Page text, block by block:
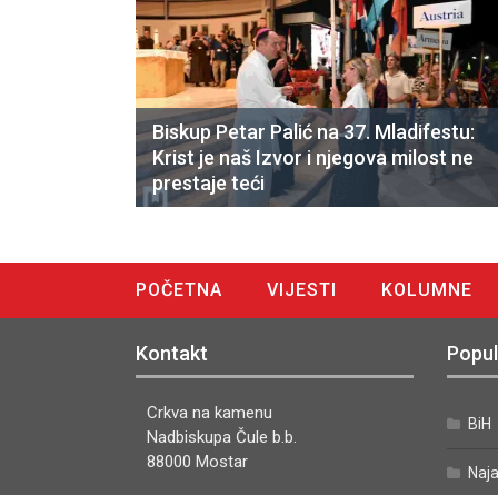
Biskup Petar Palić na 37. Mladifestu:
Krist je naš Izvor i njegova milost ne
prestaje teći
POČETNA VIJESTI
KOLUMNE
Kontakt
Crkva na kamenu
Nadbiskupa Čule b.b.
88000 Mostar
BiH